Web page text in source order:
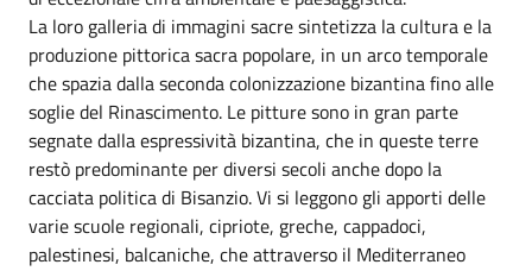
La loro galleria di immagini sacre sintetizza la cultura e la
produzione pittorica sacra popolare, in un arco temporale
che spazia dalla seconda colonizzazione bizantina fino alle
soglie del Rinascimento. Le pitture sono in gran parte
segnate dalla espressività bizantina, che in queste terre
restò predominante per diversi secoli anche dopo la
cacciata politica di Bisanzio. Vi si leggono gli apporti delle
varie scuole regionali, cipriote, greche, cappadoci,
palestinesi, balcaniche, che attraverso il Mediterraneo